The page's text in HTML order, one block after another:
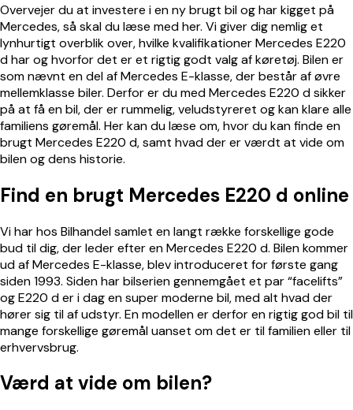
Overvejer du at investere i en ny brugt bil og har kigget på
Mercedes, så skal du læse med her. Vi giver dig nemlig et
lynhurtigt overblik over, hvilke kvalifikationerMercedes E220
d har og hvorfor det er et rigtig godt valg af køretøj. Bilen er
som nævnt en del af Mercedes E-klasse, der består af øvre
mellemklasse biler. Derfor er du medMercedes E220 d sikker
på at få en bil, der er rummelig, veludstyreret og kan klare alle
familiens gøremål. Her kan du læse om, hvor du kan finde en
brugt Mercedes E220 d, samt hvad der er værdt at vide om
bilen og dens historie.
Find en brugt Mercedes E220 d online
Vi har hos Bilhandel samlet en langt række forskellige gode
bud til dig, der leder efter enMercedes E220 d. Bilen kommer
ud af Mercedes E-klasse, blev introduceret for første gang
siden 1993. Siden har bilserien gennemgået et par “facelifts”
og E220 d er i dag en super moderne bil, med alt hvad der
hører sig til af udstyr. En modellen er derfor en rigtig god bil til
mange forskellige gøremål uanset om det er til familien eller til
erhvervsbrug.
Værd at vide om bilen?